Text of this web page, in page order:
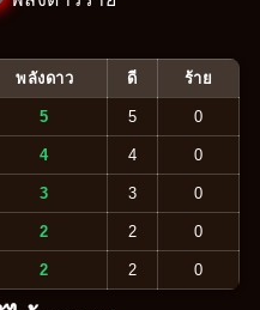
พลังดาว ดี ร้าย
5 5 0
4 4 0
3 3 0
2 2 0
2 2 0